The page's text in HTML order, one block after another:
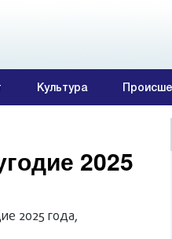
Культура
2025
2025 года,